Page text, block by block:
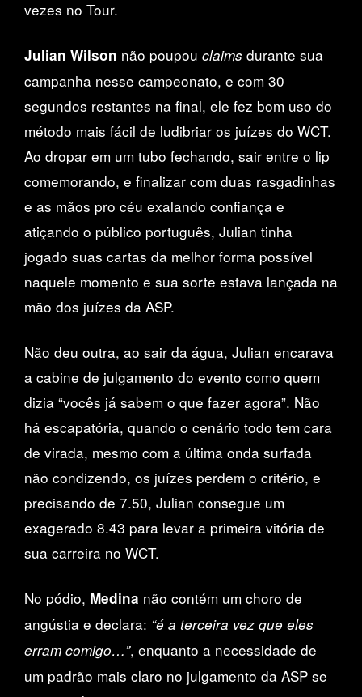
vezes no Tour.
Julian Wilson não poupou claims durante sua
campanha nesse campeonato, e com 30
segundos restantes na final, ele fez bom uso do
método mais fácil de ludibriar os juízes do WCT.
Ao dropar em um tubo fechando, sair entre o lip
comemorando, e finalizar com duas rasgadinhas
e as mãos pro céu exalando confiança e
atiçando o público português, Julian tinha
jogado suas cartas da melhor forma possível
naquele momento e sua sorte estava lançada na
mão dos juízes da ASP.
Não deu outra, ao sair da água, Julian encarava
a cabine de julgamento do evento como quem
dizia “vocês já sabem o que fazer agora”. Não
há escapatória, quando o cenário todo tem cara
de virada, mesmo com a última onda surfada
não condizendo, os juízes perdem o critério, e
precisando de 7.50, Julian consegue um
exagerado 8.43 para levar a primeira vitória de
sua carreira no WCT.
No pódio, Medina não contém um choro de
angústia e declara: “é a terceira vez que eles
erram comigo…”, enquanto a necessidade de
um padrão mais claro no julgamento da ASP se